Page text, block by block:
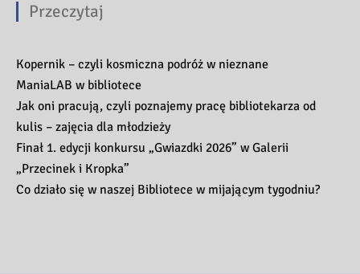
Przeczytaj
Kopernik – czyli kosmiczna podróż w nieznane
ManiaLAB w bibliotece
Jak oni pracują, czyli poznajemy pracę bibliotekarza od
kulis – zajęcia dla młodzieży
Finał 1. edycji konkursu „Gwiazdki 2026” w Galerii
„Przecinek i Kropka”
Co działo się w naszej Bibliotece w mijającym tygodniu?